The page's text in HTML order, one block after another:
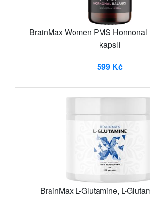
BrainMax Women PMS Hormonal
kapslí
599 Kč
BrainMax L-Glutamine, L-